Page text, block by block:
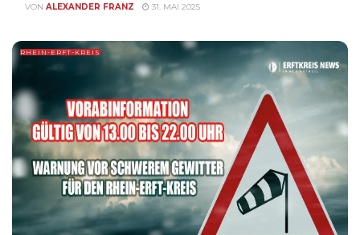
VON ALEXANDER FRANZ 31. MAI 2025
RHEIN-ERFT-KREIS